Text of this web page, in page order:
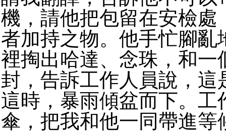
機，請他把包留在安檢處
者加持之物。他手忙腳亂
裡掏出哈達、念珠，和一
封，告訴工作人員說，這
這時，暴雨傾盆而下。工
傘，把我和他一同帶進等